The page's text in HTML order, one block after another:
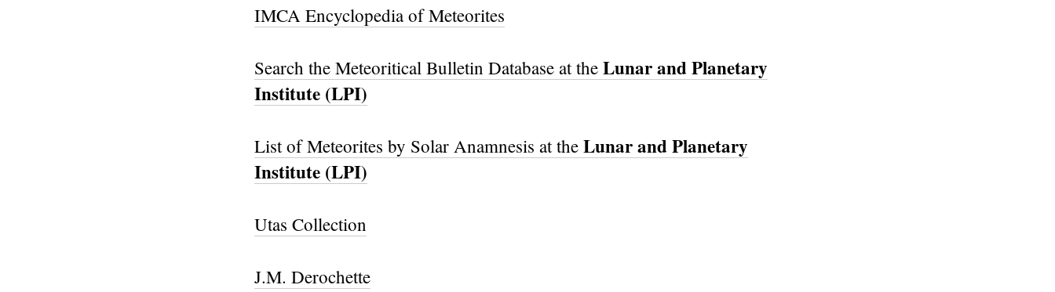
IMCA Encyclopedia of Meteorites
Search the Meteoritical Bulletin Database at the Lunar and Planetary
Institute (LPI)
List of Meteorites by Solar Anamnesis at the Lunar and Planetary
Institute (LPI)
Utas Collection
J.M. Derochette